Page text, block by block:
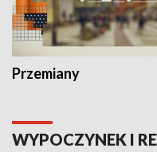
Przemiany
WYPOCZYNEK I